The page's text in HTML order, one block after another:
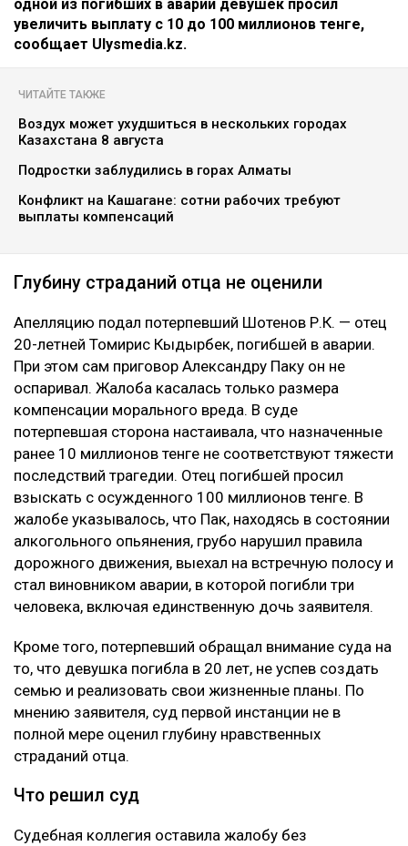
одной из погибших в аварии девушек просил
увеличить выплату с 10 до 100 миллионов тенге,
сообщает Ulysmedia.kz.
ЧИТАЙТЕ ТАКЖЕ
Воздух может ухудшиться в нескольких городах
Казахстана 8 августа
Подростки заблудились в горах Алматы
Конфликт на Кашагане: сотни рабочих требуют
выплаты компенсаций
Глубину страданий отца не оценили
Апелляцию подал потерпевший Шотенов Р.К. — отец
20-летней Томирис Кыдырбек, погибшей в аварии.
При этом сам приговор Александру Паку он не
оспаривал. Жалоба касалась только размера
компенсации морального вреда. В суде
потерпевшая сторона настаивала, что назначенные
ранее 10 миллионов тенге не соответствуют тяжести
последствий трагедии. Отец погибшей просил
взыскать с осужденного 100 миллионов тенге. В
жалобе указывалось, что Пак, находясь в состоянии
алкогольного опьянения, грубо нарушил правила
дорожного движения, выехал на встречную полосу и
стал виновником аварии, в которой погибли три
человека, включая единственную дочь заявителя.
Кроме того, потерпевший обращал внимание суда на
то, что девушка погибла в 20 лет, не успев создать
семью и реализовать свои жизненные планы. По
мнению заявителя, суд первой инстанции не в
полной мере оценил глубину нравственных
страданий отца.
Что решил суд
Судебная коллегия оставила жалобу без